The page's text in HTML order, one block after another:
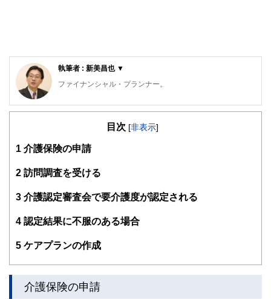
執筆者 : 新美昌也 ▼
ファイナンシャル・プランナー。
ライフプラン・キャッシュフロー分析に基づいた家計相談を
が多い。教育資金、住宅購入、年金、資産運用、保険、離婚
ている。教育資金をテーマにした講演は延べ800校以上の高
また、保険や介護のお金に詳しいファイナンシャル・プラン
る。共著に「これで安心！入院・介護のお金」（技術評論
社）がある。
目次 [非表示]
1 介護保険の申請
2 訪問調査を受ける
3 介護認定審査会で要介護度が認定される
4 認定結果に不服のある場合
5 ケアプランの作成
介護保険の申請